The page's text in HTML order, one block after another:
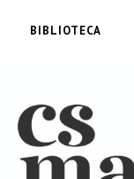
BIBLIOTECA